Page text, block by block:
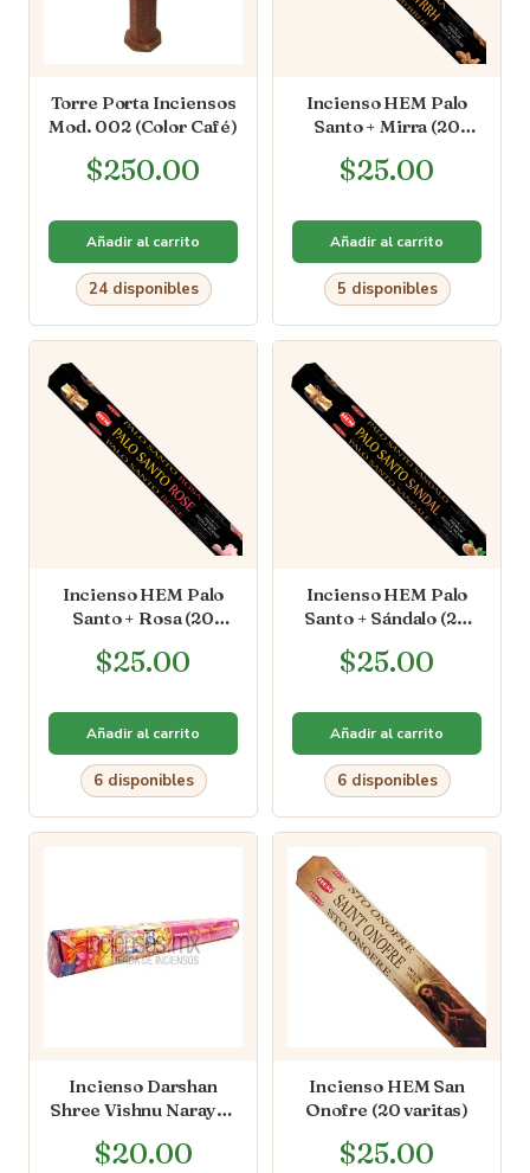
Torre Porta Inciensos
Mod. 002 (Color Café)
$250.00
Añadir al carrito
24 disponibles
Incienso HEM Palo
Santo + Mirra (20
$25.00
Añadir al carrito
5 disponibles
Incienso HEM Palo
Santo + Rosa (20
$25.00
Añadir al carrito
6 disponibles
Incienso HEM Palo
Santo + Sándalo (20
$25.00
Añadir al carrito
6 disponibles
Incienso Darshan
Shree Vishnu Narayan
$20.00
Incienso HEM San
Onofre (20 varitas)
$25.00